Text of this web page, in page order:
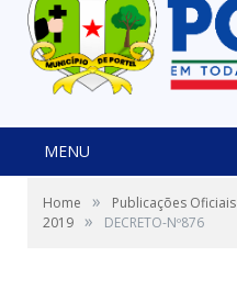
MENU
Home » Publicações Oficiais
2019 » DECRETO-Nº876